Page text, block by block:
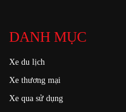
DANH MỤC
Xe du lịch
Xe thương mại
Xe qua sử dụng